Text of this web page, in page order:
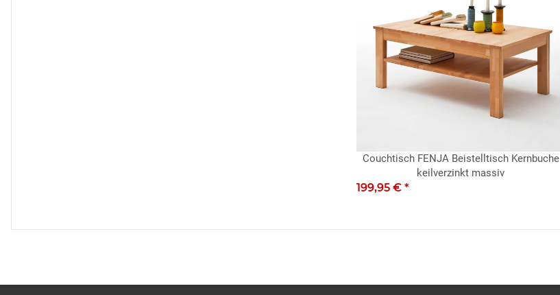
Couchtisch FENJA Beistelltisch Kernbuche
keilverzinkt massiv
199,95 € *